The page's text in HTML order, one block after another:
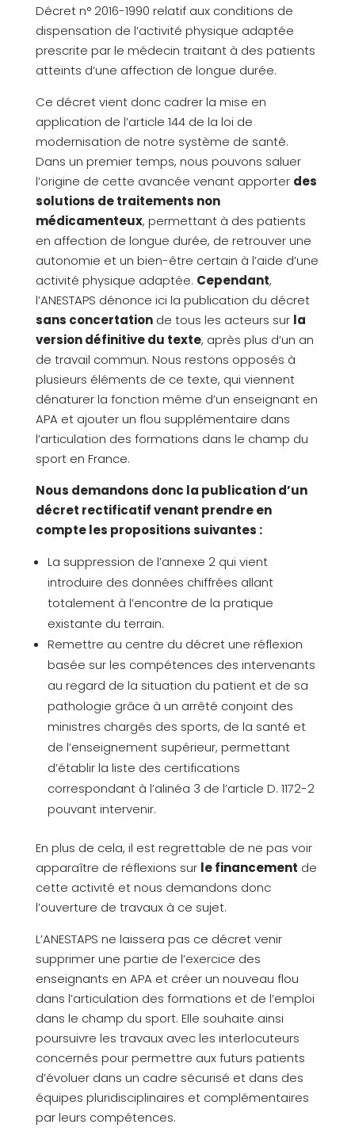
Décret n° 2016-1990 relatif aux conditions de
dispensation de l’activité physique adaptée
prescrite par le médecin traitant à des patients
atteints d’une affection de longue durée.
Ce décret vient donc cadrer la mise en
application de l’article 144 de la loi de
modernisation de notre système de santé.
Dans un premier temps, nous pouvons saluer
l’origine de cette avancée venant apporter des
solutions de traitements non
médicamenteux, permettant à des patients
en affection de longue durée, de retrouver une
autonomie et un bien-être certain à l’aide d’une
activité physique adaptée. Cependant,
l’ANESTAPS dénonce ici la publication du décret
sans concertationde tous les acteurs sur la
version définitive du texte, après plus d’un an
de travail commun. Nous restons opposés à
plusieurs éléments de ce texte, qui viennent
dénaturer la fonction même d’un enseignant en
APA et ajouter un flou supplémentaire dans
l’articulation des formations dans le champ du
sport en France.
Nous demandons donc la publication d’un
décret rectificatif venant prendre en
compte les propositions suivantes :
La suppression de l’annexe 2 qui vient
introduire des données chiffrées allant
totalement à l’encontre de la pratique
existante du terrain.
Remettre au centre du décret une réflexion
basée sur les compétences des intervenants
au regard de la situation du patient et de sa
pathologie grâce à un arrêté conjoint des
ministres chargés des sports, de la santé et
de l’enseignement supérieur, permettant
d’établir la liste des certifications
correspondant à l’alinéa 3 de l’article D. 1172-2
pouvant intervenir.
En plus de cela, il est regrettable de ne pas voir
apparaître de réflexions sur le financement de
cette activité et nous demandons donc
l’ouverture de travaux à ce sujet.
L’ANESTAPS ne laissera pas ce décret venir
supprimer une partie de l’exercice des
enseignants en APA et créer un nouveau flou
dans l’articulation des formations et de l’emploi
dans le champ du sport. Elle souhaite ainsi
poursuivre les travaux avec les interlocuteurs
concernés pour permettre aux futurs patients
d’évoluer dans un cadre sécurisé et dans des
équipes pluridisciplinaires et complémentaires
par leurs compétences.